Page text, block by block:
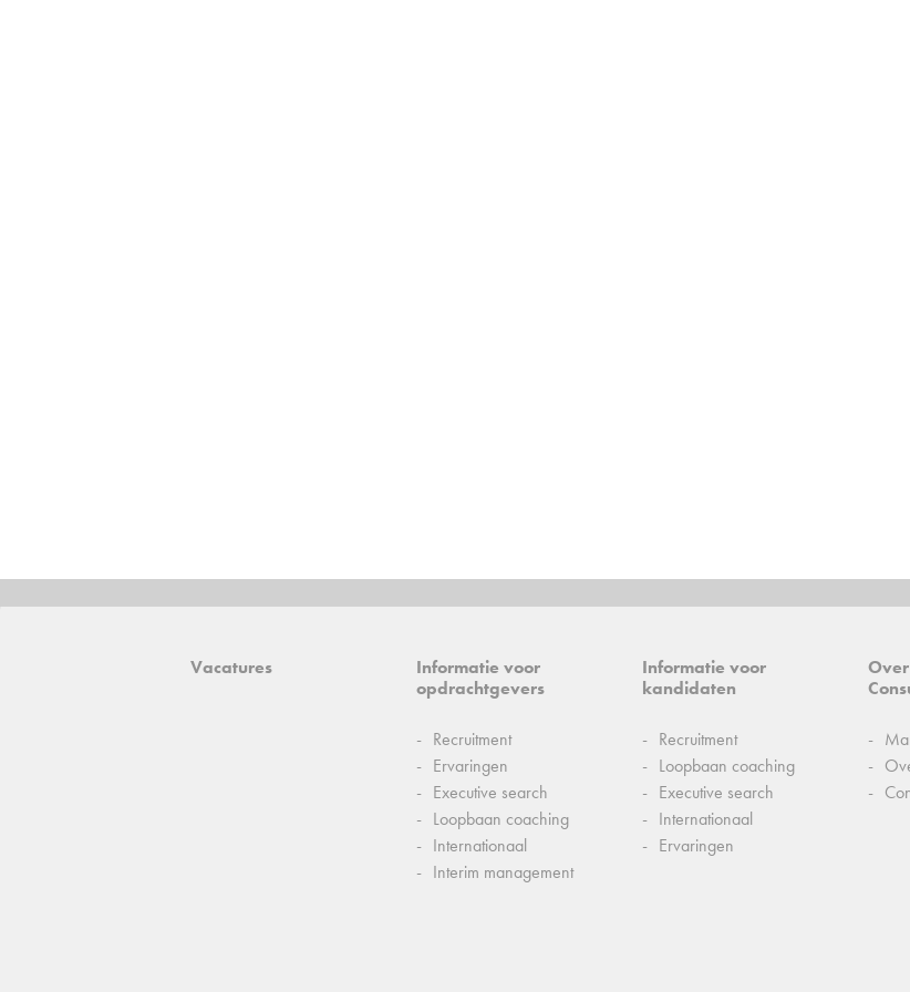
Vacatures
Informatie voor
opdrachtgevers
Recruitment
Ervaringen
Executive search
Loopbaan coaching
Internationaal
Interim management
Informatie voor
kandidaten
Recruitment
Loopbaan coaching
Executive search
Internationaal
Ervaringen